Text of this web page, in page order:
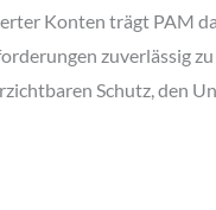
Konten trägt PAM
zuverlässig
Schutz, den